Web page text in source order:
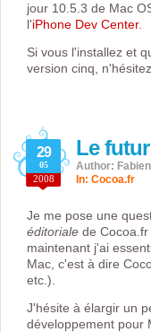
jour 10.5.3 de Mac
l'iPhone Dev Center.
Si vous l'installez et
version cinq,
Le
29
05
2008
Author:
In: Cocoa.fr
Je me pose une
éditoriale de
maintenant j'ai
Mac, c'est à dire
etc.).
J'hésite à élargir un
développement pour